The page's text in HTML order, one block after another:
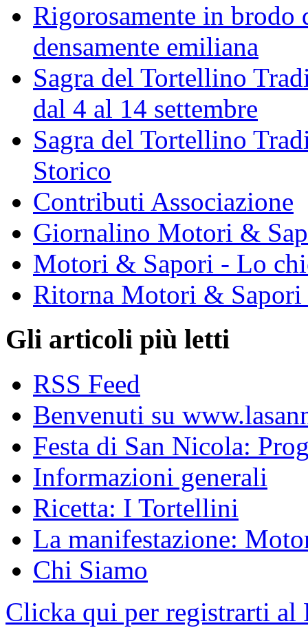
Rigorosamente in brodo
densamente emiliana
Sagra del Tortellino
dal 4 al 14 settembre
Sagra del Tortellino
Storico
Contributi Associazione
Giornalino Motori &
Motori & Sapori - Lo
Ritorna Motori & Sapori
Gli articoli più letti
RSS Feed
Benvenuti su
Festa di San Nicola:
Informazioni generali
Ricetta: I Tortellini
La manifestazione:
Chi Siamo
Clicka qui per registrarti al